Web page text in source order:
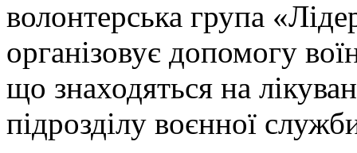
волонтерська група
організовує допомогу
що знаходяться на
підрозділу воєнної